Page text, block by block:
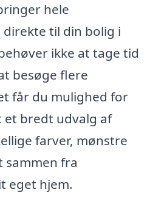
hele
til din bolig i
ikke at tage tid
besøge flere
får du mulighed for
bredt udvalg af
farver, mønstre
sammen fra
eget hjem.